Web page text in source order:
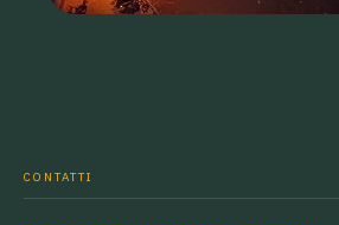
CONTATTI